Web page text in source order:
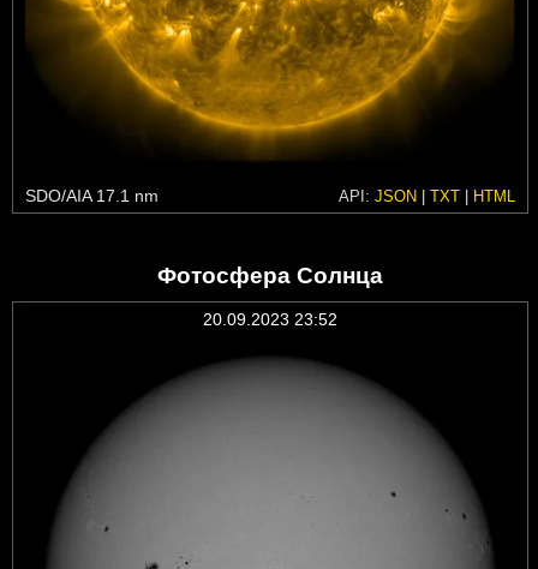
SDO/AIA 17.1 nm API: JSON | TXT | HTML
Фотосфера Солнца
20.09.2023 23:52